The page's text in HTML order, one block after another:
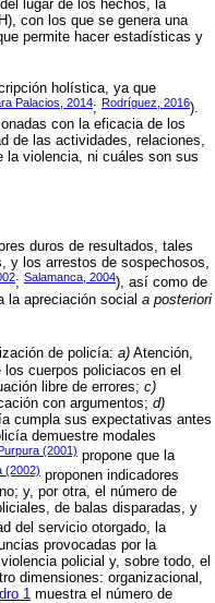
lugar de los hechos, la
con los que se genera una
permite hacer estadísticas y
holística, ya que
Palacios, 2014; Rodríguez, 2016).
con la eficacia de los
de las actividades, relaciones,
la violencia, ni cuáles son sus
duros de resultados, tales
y los arrestos de sospechosos,
; Salamanca, 2004), así como de
la apreciación social a posteriori
de policía: a) Atención,
cuerpos policiacos en el
libre de errores; c)
con argumentos; d)
cumpla sus expectativas antes
demuestre modales
(2001) propone que la
(2002) proponen indicadores
y, por otra, el número de
de balas disparadas, y
del servicio otorgado, la
provocadas por la
policial y, sobre todo, el
dimensiones: organizacional,
1 muestra el número de